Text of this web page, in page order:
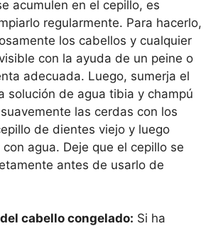
acumulen en el cepillo, es
regularmente. Para hacerlo,
los cabellos y cualquier
con la ayuda de un peine o
adecuada. Luego, sumerja el
solución de agua tibia y champú
las cerdas con los
de dientes viejo y luego
agua. Deje que el cepillo se
antes de usarlo de
cabello congelado: Si ha